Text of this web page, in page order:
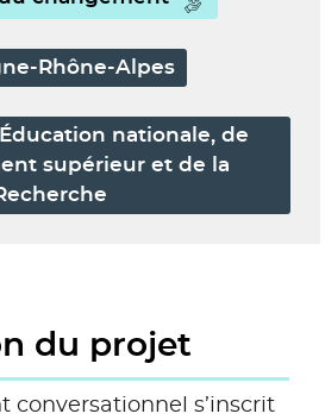
Rhône-Alpes
nationale, de
supérieur et de la
du projet
conversationnel s’inscrit